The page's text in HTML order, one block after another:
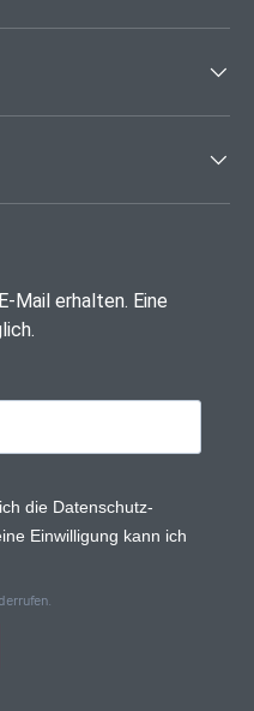
Mail erhalten. Eine
die Daten­schutz­
Einwilligung kann ich